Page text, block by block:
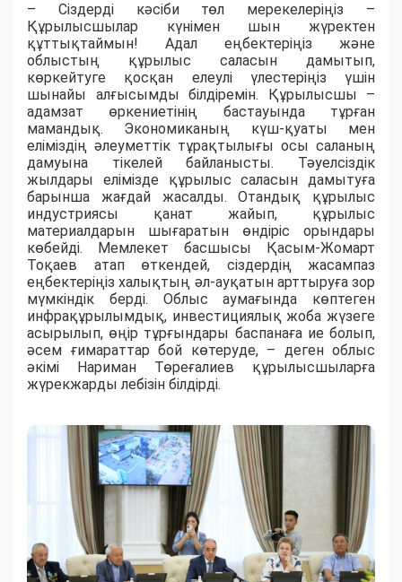
– Сіздерді кәсіби төл мерекелеріңіз –
Құрылысшылар күнімен шын жүректен
құттықтаймын! Адал еңбектеріңіз және
облыстың құрылыс саласын дамытып,
көркейтуге қосқан елеулі үлестеріңіз үшін
шынайы алғысымды білдіремін. Құрылысшы –
адамзат өркениетінің бастауында тұрған
мамандық. Экономиканың күш-қуаты мен
еліміздің әлеуметтік тұрақтылығы осы саланың
дамуына тікелей байланысты. Тәуелсіздік
жылдары елімізде құрылыс саласын дамытуға
барынша жағдай жасалды. Отандық құрылыс
индустриясы қанат жайып, құрылыс
материалдарын шығаратын өндіріс орындары
көбейді. Мемлекет басшысы Қасым-Жомарт
Тоқаев атап өткендей, сіздердің жасампаз
еңбектеріңіз халықтың әл-ауқатын арттыруға зор
мүмкіндік берді. Облыс аумағында көптеген
инфрақұрылымдық, инвестициялық жоба жүзеге
асырылып, өңір тұрғындары баспанаға ие болып,
әсем ғимараттар бой көтеруде, – деген облыс
әкімі Нариман Төреғалиев құрылысшыларға
жүрекжарды лебізін білдірді.